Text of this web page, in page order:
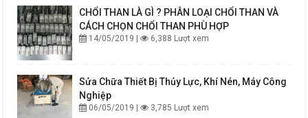
CHỔI THAN LÀ GÌ ? PHÂN LOẠI CHỔI THAN VÀ
CÁCH CHỌN CHỔI THAN PHÙ HỢP
14/05/2019 | 6,388 Lượt xem
Sửa Chữa Thiết Bị Thủy Lực, Khí Nén, Máy Công
Nghiệp
06/05/2019 | 3,785 Lượt xem